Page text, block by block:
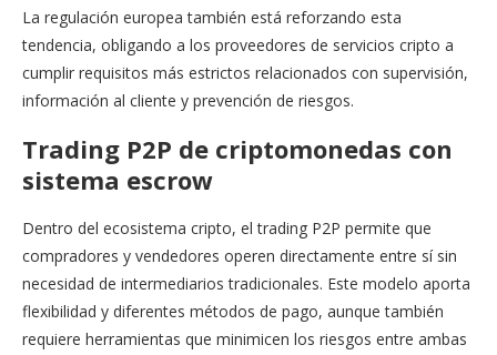
La regulación europea también está reforzando esta
tendencia, obligando a los proveedores de servicios cripto a
cumplir requisitos más estrictos relacionados con supervisión,
información al cliente y prevención de riesgos.
Trading P2P de criptomonedas con
sistema escrow
Dentro del ecosistema cripto, el trading P2P permite que
compradores y vendedores operen directamente entre sí sin
necesidad de intermediarios tradicionales. Este modelo aporta
flexibilidad y diferentes métodos de pago, aunque también
requiere herramientas que minimicen los riesgos entre ambas